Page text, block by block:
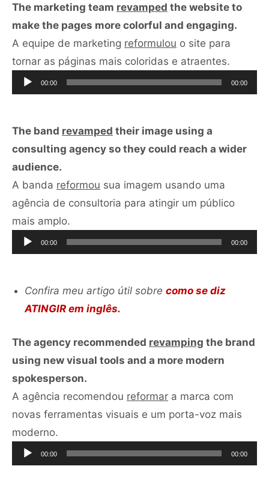
The marketing team revamped the website to
make the pages more colorful and engaging.
A equipe de marketing reformulou o site para
tornar as páginas mais coloridas e atraentes.
de
áudio
00:00 00:00
The band revamped their image using a
consulting agency so they could reach a wider
audience.
A banda reformou sua imagem usando uma
agência de consultoria para atingir um público
mais amplo.
de
áudio
00:00 00:00
Confira meu artigo útil sobre como se diz
ATINGIR em inglês.
The agency recommended revamping the brand
using new visual tools and a more modern
spokesperson.
A agência recomendou reformar a marca com
novas ferramentas visuais e um porta-voz mais
moderno.
de
áudio
00:00 00:00